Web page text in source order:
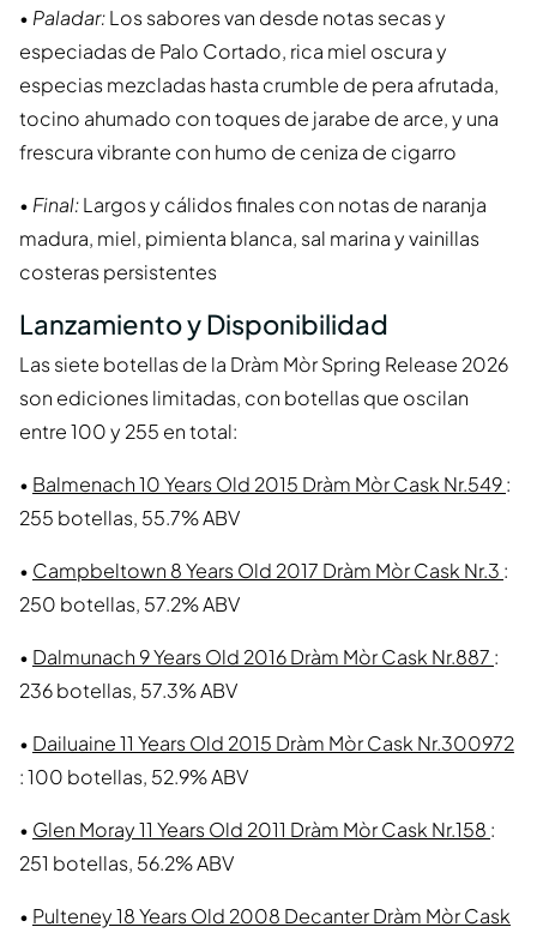
• Paladar:Los sabores van desde notas secas y
especiadas de Palo Cortado, rica miel oscura y
especias mezcladas hasta crumble de pera afrutada,
tocino ahumado con toques de jarabe de arce, y una
frescura vibrante con humo de ceniza de cigarro
• Final:Largos y cálidos finales con notas de naranja
madura, miel, pimienta blanca, sal marina y vainillas
costeras persistentes
Lanzamiento y Disponibilidad
Las siete botellas de la Dràm Mòr Spring Release 2026
son ediciones limitadas, con botellas que oscilan
entre 100 y 255 en total:
• Balmenach 10 Years Old 2015 Dràm Mòr Cask Nr.549:
255 botellas, 55.7% ABV
• Campbeltown 8 Years Old 2017 Dràm Mòr Cask Nr.3 :
250 botellas, 57.2% ABV
• Dalmunach 9 Years Old 2016 Dràm Mòr Cask Nr.887 :
236 botellas, 57.3% ABV
• Dailuaine 11 Years Old 2015 Dràm Mòr Cask Nr.300972
: 100 botellas, 52.9% ABV
• Glen Moray 11 Years Old 2011 Dràm Mòr Cask Nr.158 :
251 botellas, 56.2% ABV
• Pulteney 18 Years Old 2008 Decanter Dràm Mòr Cask